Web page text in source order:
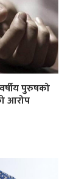
पुरुषको
आरोप